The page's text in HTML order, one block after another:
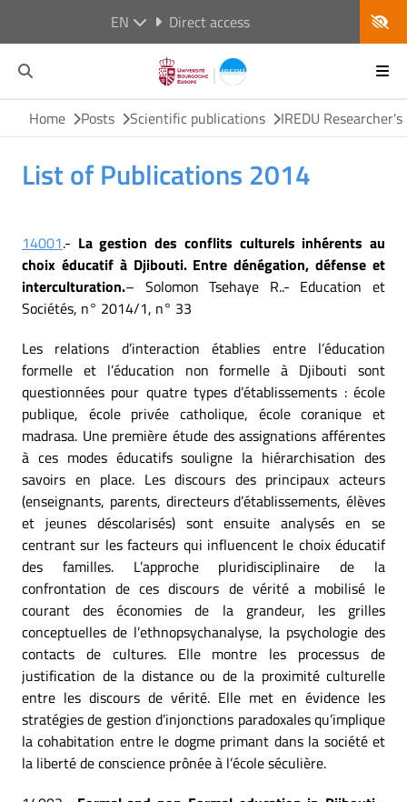
EN Direct access
Home Posts Scientific publications IREDU
List of Publications 2014
14001.- La gestion des conflits culturels inhérents au
choix éducatif à Djibouti. Entre dénégation, défense et
interculturation.– Solomon Tsehaye R..- Education et
Sociétés, n° 2014/1, n° 33
Les relations d’interaction établies entre l’éducation
formelle et l’éducation non formelle à Djibouti sont
questionnées pour quatre types d’établissements : école
publique, école privée catholique, école coranique et
madrasa. Une première étude des assignations afférentes
à ces modes éducatifs souligne la hiérarchisation des
savoirs en place. Les discours des principaux acteurs
(enseignants, parents, directeurs d’établissements, élèves
et jeunes déscolarisés) sont ensuite analysés en se
centrant sur les facteurs qui influencent le choix éducatif
des familles. L’approche pluridisciplinaire de la
confrontation de ces discours de vérité a mobilisé le
courant des économies de la grandeur, les grilles
conceptuelles de l’ethnopsychanalyse, la psychologie des
contacts de cultures. Elle montre les processus de
justification de la distance ou de la proximité culturelle
entre les discours de vérité. Elle met en évidence les
stratégies de gestion d’injonctions paradoxales qu’implique
la cohabitation entre le dogme primant dans la société et
la liberté de conscience prônée à l’école séculière.